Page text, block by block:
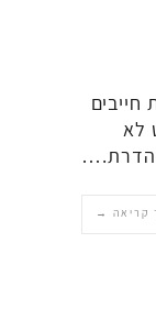
חייבים
לא
קריאה →